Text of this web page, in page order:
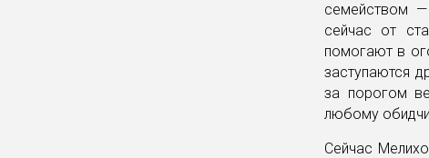
семейством
сейчас от
помогают в
заступаются
за порогом
любому
Сейчас